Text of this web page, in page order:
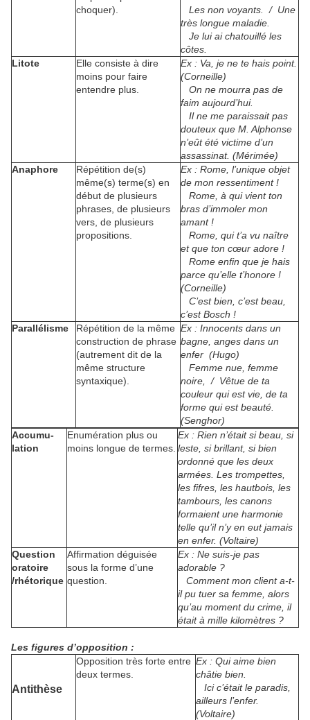
choquer).
Les non voyants. / Une
très longue maladie.
Je lui ai chatouillé les
côtes.
Litote
Elle consiste à dire
moins pour faire
entendre plus.
Ex : Va, je ne te hais point.
(Corneille)
On ne mourra pas de
faim aujourd’hui.
Il ne me paraissait pas
douteux que M. Alphonse
n’eût été victime d’un
assassinat. (Mérimée)
Anaphore
Répétition de(s)
même(s) terme(s) en
début de plusieurs
phrases, de plusieurs
vers, de plusieurs
propositions.
Ex : Rome, l’unique objet
de mon ressentiment !
Rome, à qui vient ton
bras d’immoler mon
amant !
Rome, qui t’a vu naître
et que ton cœur adore !
Rome enfin que je hais
parce qu’elle t’honore !
(Corneille)
C’est bien, c’est beau,
c’est Bosch !
Parallélisme
Répétition de la même
construction de phrase
(autrement dit de la
même structure
syntaxique).
Ex : Innocents dans un
bagne, anges dans un
enfer (Hugo)
Femme nue, femme
noire, / Vêtue de ta
couleur qui est vie, de ta
forme qui est beauté.
(Senghor)
Accumu-
lation
Enumération plus ou
moins longue de termes.
Ex : Rien n’était si beau, si
leste, si brillant, si bien
ordonné que les deux
armées. Les trompettes,
les fifres, les hautbois, les
tambours, les canons
formaient une harmonie
telle qu’il n’y en eut jamais
en enfer. (Voltaire)
Question
oratoire
/rhétorique
Affirmation déguisée
sous la forme d’une
question.
Ex : Ne suis-je pas
adorable ?
Comment mon client a-t-
il pu tuer sa femme, alors
qu’au moment du crime, il
était à mille kilomètres ?
Les figures d’opposition :
Antithèse
Opposition très forte entre
deux termes.
Ex : Qui aime bien
châtie bien.
Ici c’était le paradis,
ailleurs l’enfer.
(Voltaire)